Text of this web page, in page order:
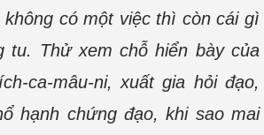
có một việc thì còn cái gì
tu. Thử xem chỗ hiển bày của
ca-mâu-ni, xuất gia hỏi đạo,
hạnh chứng đạo, khi sao mai